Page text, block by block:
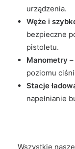
urządzenia.
Węże i
bezpieczne
pistoletu.
Manometry
poziomu
Stacje
napełnianie
Wszystkie